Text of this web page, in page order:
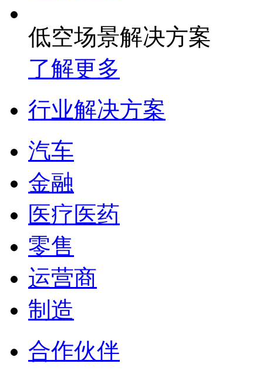
低空场景解决方案
了解更多
行业解决方案
汽车
金融
医疗医药
零售
运营商
制造
合作伙伴